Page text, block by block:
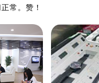
常。赞！